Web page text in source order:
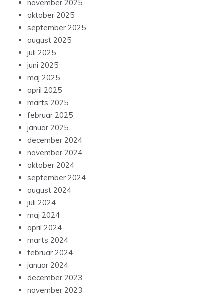
november 2025
oktober 2025
september 2025
august 2025
juli 2025
juni 2025
maj 2025
april 2025
marts 2025
februar 2025
januar 2025
december 2024
november 2024
oktober 2024
september 2024
august 2024
juli 2024
maj 2024
april 2024
marts 2024
februar 2024
januar 2024
december 2023
november 2023